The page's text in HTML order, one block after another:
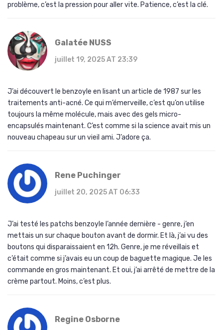
problème, c’est la pression pour aller vite. Patience, c’est la clé.
Galatée NUSS
juillet 19, 2025 AT 23:39
J’ai découvert le benzoyle en lisant un article de 1987 sur les
traitements anti-acné. Ce qui m’émerveille, c’est qu’on utilise
toujours la même molécule, mais avec des gels micro-
encapsulés maintenant. C’est comme si la science avait mis un
nouveau chapeau sur un vieil ami. J’adore ça.
Rene Puchinger
juillet 20, 2025 AT 06:33
J’ai testé les patchs benzoyle l’année dernière - genre, j’en
mettais un sur chaque bouton avant de dormir. Et là, j’ai vu des
boutons qui disparaissaient en 12h. Genre, je me réveillais et
c’était comme si j’avais eu un coup de baguette magique. Je les
commande en gros maintenant. Et oui, j’ai arrêté de mettre de la
crème partout. Moins, c’est plus.
Regine Osborne